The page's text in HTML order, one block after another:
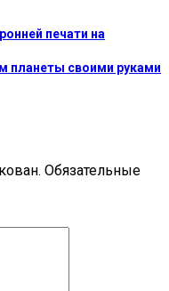
печати на
планеты своими руками
Обязательные